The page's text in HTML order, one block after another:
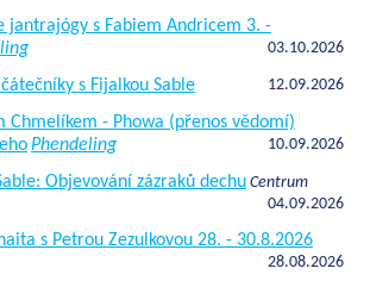
jantrajógy s Fabiem Andricem 3. -
03.10.2026
s Fijalkou Sable 12.09.2026
Chmelíkem - Phowa (přenos vědomí)
Phendeling 10.09.2026
Objevování zázraků dechu Centrum
04.09.2026
s Petrou Zezulkovou 28. - 30.8.2026
28.08.2026